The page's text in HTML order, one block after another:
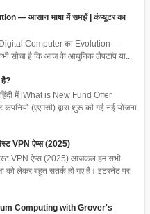
— आसान भाषा में समझें | कंप्यूटर का
Computer का Evolution —
सोचा है कि आज के आधुनिक लैपटॉप या...
में [What is New Fund Offer
(एएमसी) द्वारा शुरू की गई नई योजना
VPN ऐप्स (2025)
VPN ऐप्स (2025) आजकल हम सभी
को लेकर बहुत सतर्क हो गए हैं। इंटरनेट पर
Computing with Grover's